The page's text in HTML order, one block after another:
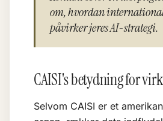
om, hvordan
påvirker jeres AI-strategi.
CAISI's betydning for
Selvom CAISI er et